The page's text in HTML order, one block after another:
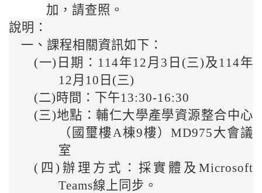
加，請查照。
說明：
一、課程相關資訊如下：
(一) 日期：114年12月3日(三)及114年
12月10日(三)
(二) 時間：下午13:30-16:30
(三)地點：輔仁大學產學資源整合中心
（國璽樓A棟9樓）MD975大會議
室
(四) 辦理方式：採實體及Microsoft
Teams線上同步。